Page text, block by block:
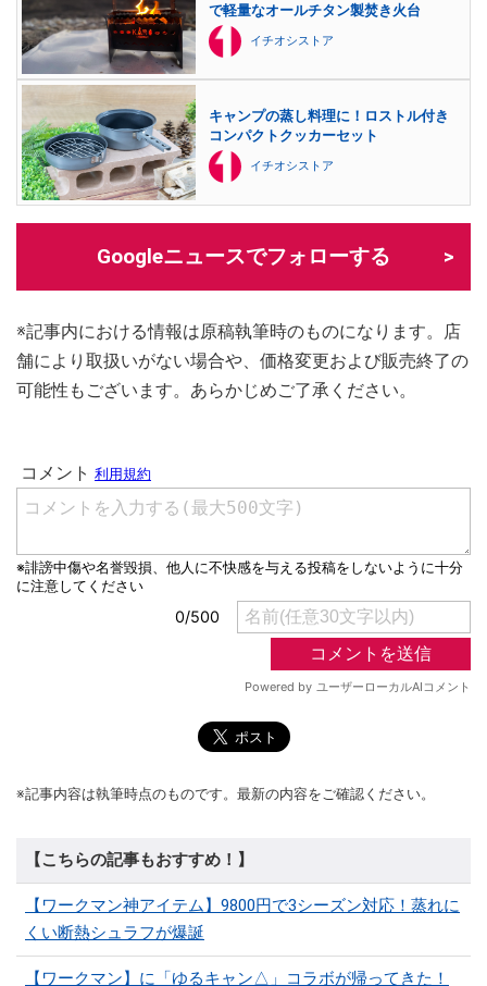
で軽量なオールチタン製焚き火台
イチオシストア
キャンプの蒸し料理に！ロストル付き
コンパクトクッカーセット
イチオシストア
Googleニュースでフォローする
※記事内における情報は原稿執筆時のものになります。店
舗により取扱いがない場合や、価格変更および販売終了の
可能性もございます。あらかじめご了承ください。
※記事内容は執筆時点のものです。最新の内容をご確認ください。
【こちらの記事もおすすめ！】
【ワークマン神アイテム】9800円で3シーズン対応！蒸れに
くい断熱シュラフが爆誕
【ワークマン】に「ゆるキャン△」コラボが帰ってきた！